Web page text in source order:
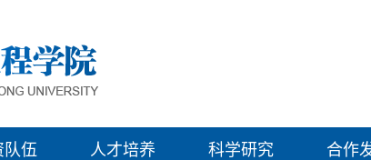
队伍 人才培养 科学研究 合作